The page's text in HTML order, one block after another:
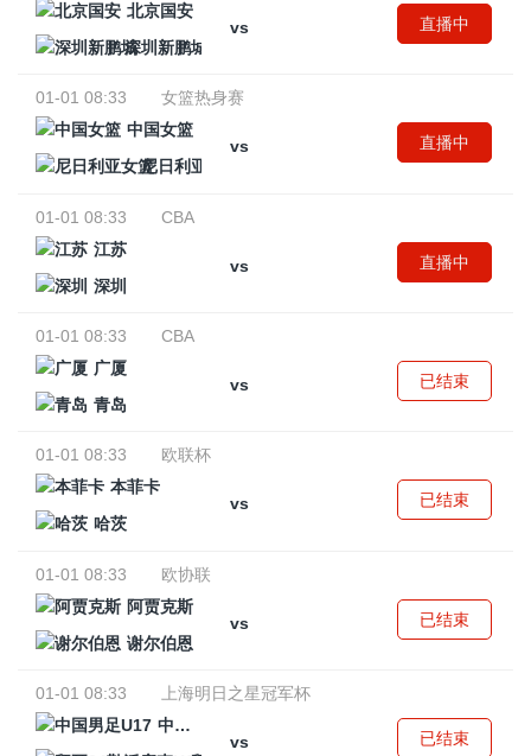
北京国安
vs
深圳新鹏城
直播中
01-01 08:33
女篮热身赛
中国女篮
vs
尼日利亚女篮
直播中
01-01 08:33
CBA
江苏
vs
深圳
直播中
01-01 08:33
CBA
广厦
vs
青岛
已结束
01-01 08:33
欧联杯
本菲卡
vs
哈茨
已结束
01-01 08:33
欧协联
阿贾克斯
vs
谢尔伯恩
已结束
01-01 08:33
上海明日之星冠军杯
中国男足U17
vs
已结束